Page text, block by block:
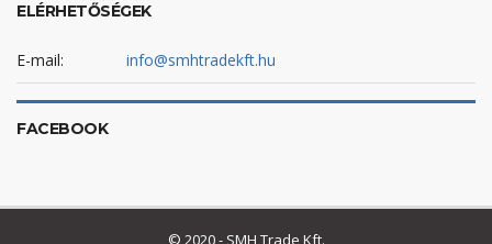
ELÉRHETŐSÉGEK
E-mail: info@smhtradekft.hu
FACEBOOK
© 2020 - SMH Trade Kft.